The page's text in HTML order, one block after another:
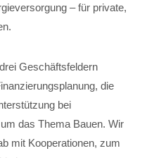
– für private,
Geschäftsfeldern
die
bei
das Thema Bauen. Wir
mit Kooperationen, zum